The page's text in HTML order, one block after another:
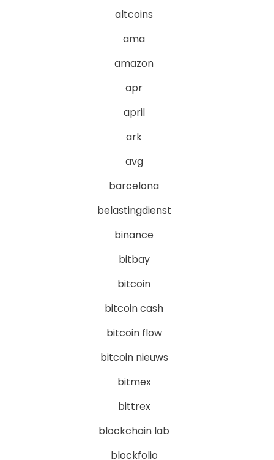
altcoins
ama
amazon
apr
april
ark
avg
barcelona
belastingdienst
binance
bitbay
bitcoin
bitcoin cash
bitcoin flow
bitcoin nieuws
bitmex
bittrex
blockchain lab
blockfolio